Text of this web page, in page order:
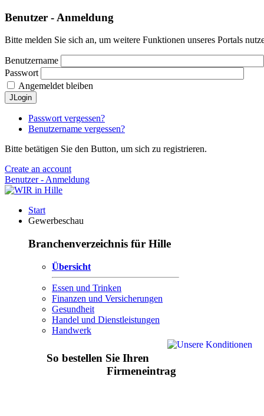
Benutzer - Anmeldung
Bitte melden Sie sich an, um weitere Funktionen unseres Portals
Benutzername
Passwort
Angemeldet bleiben
JLogin
Passwort vergessen?
Benutzername vergessen?
Bitte betätigen Sie den Button, um sich zu registrieren.
Create an account
Benutzer - Anmeldung
Start
Gewerbeschau
Branchenverzeichnis für Hille
Übersicht
Essen und Trinken
Finanzen und Versicherungen
Gesundheit
Handel und Dienstleistungen
Handwerk
So bestellen Sie Ihren
Firmeneintrag